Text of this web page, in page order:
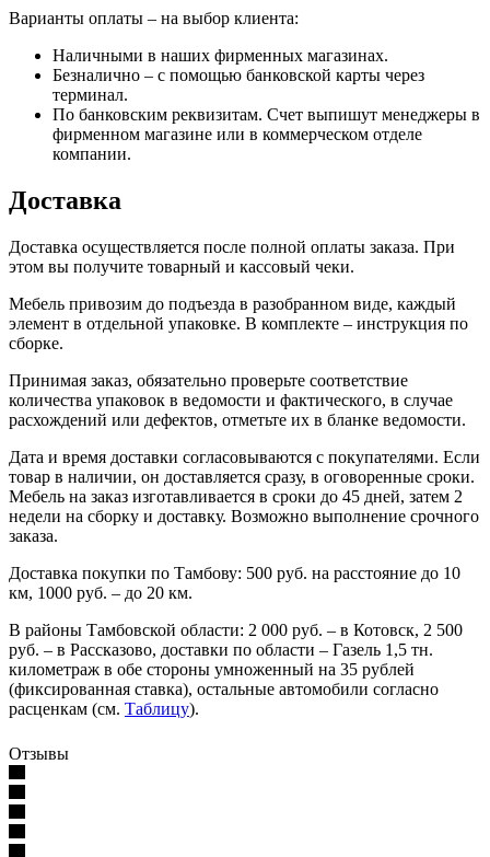
Варианты оплаты – на выбор клиента:
Наличными в наших фирменных магазинах.
Безналично – с помощью банковской карты через
терминал.
По банковским реквизитам. Счет выпишут менеджеры в
фирменном магазине или в коммерческом отделе
компании.
Доставка
Доставка осуществляется после полной оплаты заказа. При
этом вы получите товарный и кассовый чеки.
Мебель привозим до подъезда в разобранном виде, каждый
элемент в отдельной упаковке. В комплекте – инструкция по
сборке.
Принимая заказ, обязательно проверьте соответствие
количества упаковок в ведомости и фактического, в случае
расхождений или дефектов, отметьте их в бланке ведомости.
Дата и время доставки согласовываются с покупателями. Если
товар в наличии, он доставляется сразу, в оговоренные сроки.
Мебель на заказ изготавливается в сроки до 45 дней, затем 2
недели на сборку и доставку. Возможно выполнение срочного
заказа.
Доставка покупки по Тамбову: 500 руб. на расстояние до 10
км, 1000 руб. – до 20 км.
В районы Тамбовской области: 2 000 руб. – в Котовск, 2 500
руб. – в Рассказово, доставки по области – Газель 1,5 тн.
километраж в обе стороны умноженный на 35 рублей
(фиксированная ставка), остальные автомобили согласно
расценкам (см. Таблицу).
Отзывы